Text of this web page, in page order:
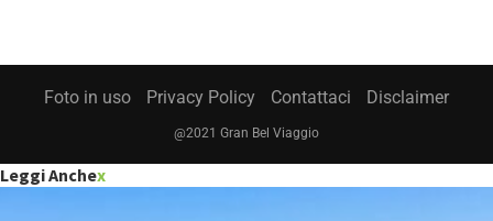
Foto in uso Privacy Policy Contattaci Disclaimer
@2021 Gran Bel Viaggio
Leggi Anchex